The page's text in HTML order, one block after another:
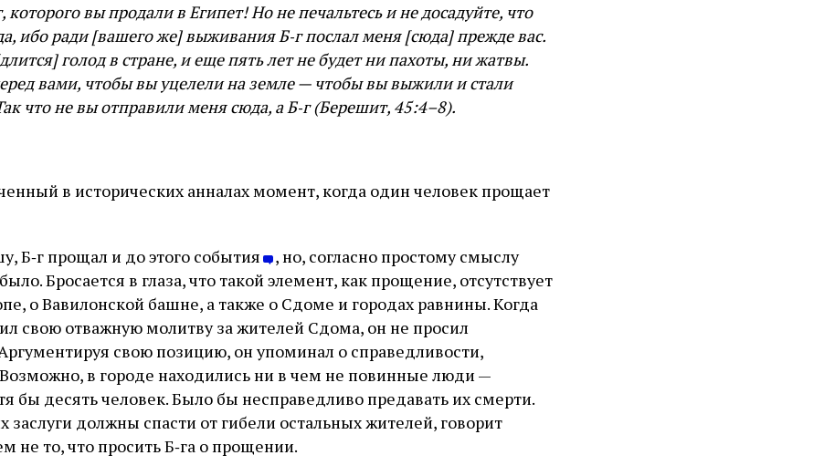
вы продали в Египет! Но не печальтесь и не досадуйте, что
ибо ради [вашего же] выживания Б‑г послал меня [сюда] прежде вас.
голод в стране, и еще пять лет не будет ни пахоты, ни жатвы.
вами, чтобы вы уцелели на земле — чтобы вы выжили и стали
что не вы отправили меня сюда, а Б‑г (Берешит, 45:4–8).
в исторических анналах момент, когда один человек прощает
Б‑г прощал и до этого события , но, согласно простому смыслу
Бросается в глаза, что такой элемент, как прощение, отсутствует
о Вавилонской башне, а также о Сдоме и городах равнины. Когда
свою отважную молитву за жителей Сдома, он не просил
Аргументируя свою позицию, он упоминал о справедливости,
в городе находились ни в чем не повинные люди —
бы десять человек. Было бы несправедливо предавать их смерти.
заслуги должны спасти от гибели остальных жителей, говорит
не то, что просить Б‑га о прощении.